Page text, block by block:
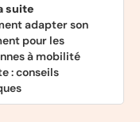
suite
adapter son
pour les
à mobilité
: conseils